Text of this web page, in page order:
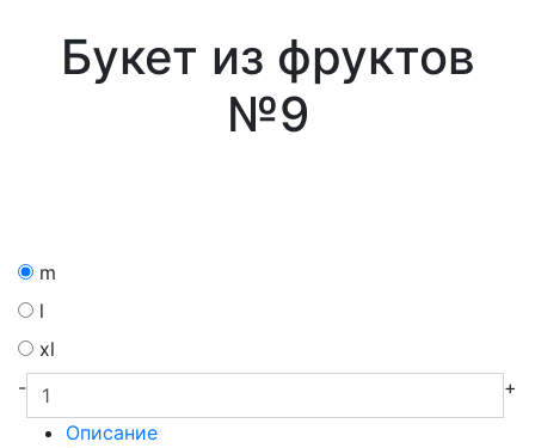
Букет из фруктов
№9
m
l
xl
-
+
Описание